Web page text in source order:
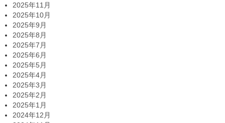
2025年11月
2025年10月
2025年9月
2025年8月
2025年7月
2025年6月
2025年5月
2025年4月
2025年3月
2025年2月
2025年1月
2024年12月